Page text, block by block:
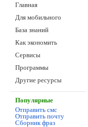
Главная
Для мобильного
База знаний
Как экономить
Сервисы
Программы
Другие ресурсы
Популярные
Отправить смс
Отправить почту
Сборник фраз